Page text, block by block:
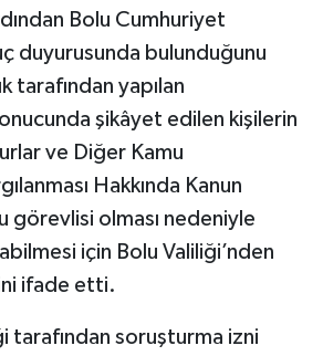
Bolu Cumhuriyet
duyurusunda bulunduğunu
tarafından yapılan
şikâyet edilen kişilerin
ve Diğer Kamu
Hakkında Kanun
görevlisi olması nedeniyle
için Bolu Valiliği’nden
ifade etti.
tarafından soruşturma izni